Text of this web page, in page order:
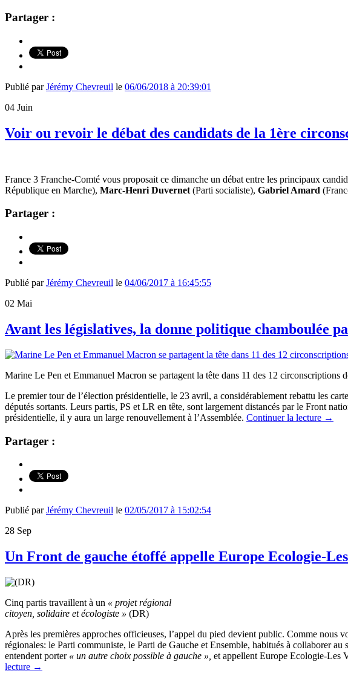
Partager :
Publié parJérémy Chevreuil le 06/06/2018 à 20:39:01
04 Juin
Voir ou revoir le débat des candidats de la 1ère
France 3 Franche-Comté vous proposait ce dimanche un débat entre les principaux
République en Marche), Marc-Henri Duvernet (Parti socialiste), Gabriel Amard
Partager :
Publié parJérémy Chevreuil le 04/06/2017 à 16:45:55
02 Mai
Avant les législatives, la donne politique chamboulée
Marine Le Pen et Emmanuel Macron se partagent la tête dans 11 des 12 circonscriptions
Le premier tour de l’élection présidentielle, le 23 avril, a considérablement rebattu les
députés sortants. Leurs partis, PS et LR en tête, sont largement distancés par le Front
présidentielle, il y aura un large renouvellement à l’Assemblée. Continuer la lecture →
Partager :
Publié parJérémy Chevreuil le 02/05/2017 à 15:02:54
28 Sep
Un Front de gauche étoffé appelle Europe Ecologie-
Cinq partis travaillent à un « projet régional
citoyen, solidaire et écologiste » (DR)
Après les premières approches officieuses, l’appel du pied devient public. Comme nous
régionales: le Parti communiste, le Parti de Gauche et Ensemble, habitués à collaborer
entendent porter« un autre choix possible à gauche », et appellent Europe Ecologie-Les
lecture →